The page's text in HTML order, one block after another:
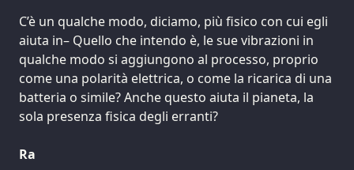
C’è un qualche modo, diciamo, più fisico con cui egli
aiuta in– Quello che intendo è, le sue vibrazioni in
qualche modo si aggiungono al processo, proprio
come una polarità elettrica, o come la ricarica di una
batteria o simile? Anche questo aiuta il pianeta, la
sola presenza fisica degli erranti?
Ra